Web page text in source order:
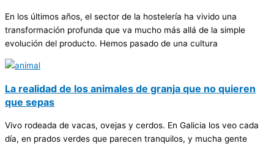
En los últimos años, el sector de la hostelería ha vivido una
transformación profunda que va mucho más allá de la simple
evolución del producto. Hemos pasado de una cultura
La realidad de los animales de granja que no quieren
que sepas
Vivo rodeada de vacas, ovejas y cerdos. En Galicia los veo cada
día, en prados verdes que parecen tranquilos, y mucha gente